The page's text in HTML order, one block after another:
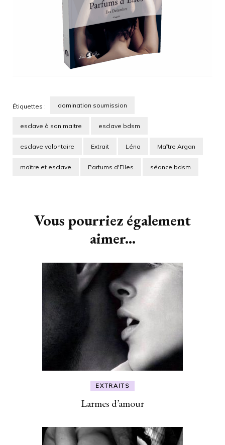
Étiquettes : domination soumission
esclave à son maitre esclave bdsm
esclave volontaire Extrait Léna Maître Argan
maître et esclave Parfums d'Elles séance bdsm
Vous pourriez également
aimer...
EXTRAITS
Larmes d’amour